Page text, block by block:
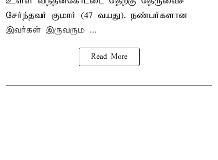
சேர்ந்தவர் குமார் (47 வயது). நண்பர்களான
இவர்கள் இருவரும ...
Read More